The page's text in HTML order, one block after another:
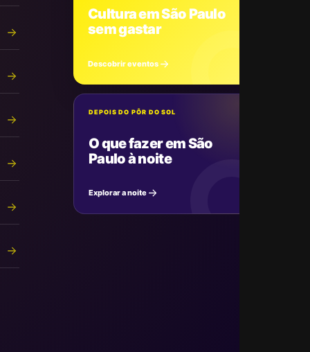
Cultura em São Paulo
sem gastar
Descobrir eventos
DEPOIS DO PÔR DO SOL
O que fazer em São
Paulo à noite
Explorar a noite